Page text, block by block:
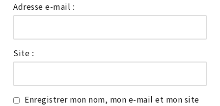
Adresse e-mail :
Site :
Enregistrer mon nom, mon e-mail et mon site